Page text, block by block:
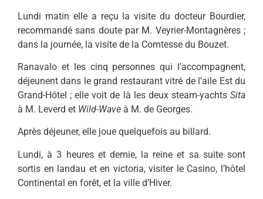
Lundi matin elle a reçu la visite du docteur Bourdier,
recommandé sans doute par M. Veyrier-Montagnères ;
dans la journée, la visite de la Comtesse du Bouzet.
Ranavalo et les cinq personnes qui l’accompagnent,
déjeunent dans le grand restaurant vitré de l’aile Est du
Grand-Hôtel ; elle voit de là les deux steam-yachts Sita
à M. Leverd et Wild-Wave à M. de Georges.
Après déjeuner, elle joue quelquefois au billard.
Lundi, à 3 heures et demie, la reine et sa suite sont
sortis en landau et en victoria, visiter le Casino, l’hôtel
Continental en forêt, et la ville d’Hiver.